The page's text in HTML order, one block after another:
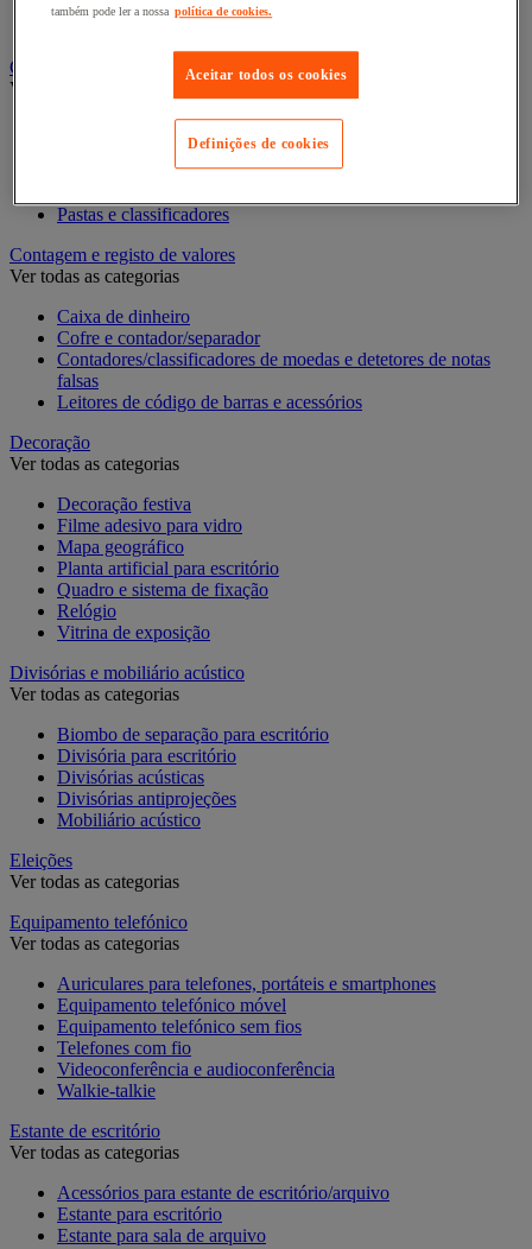
Candeeiro de escritório
Classificação e arquivo
Ver todas as categorias
Acessórios de arquivo para o escritório
Pastas e classificadores
Contagem e registo de valores
Ver todas as categorias
Caixa de dinheiro
Cofre e contador/separador
Contadores/classificadores de moedas e detetores de notas
falsas
Leitores de código de barras e acessórios
Decoração
Ver todas as categorias
Decoração festiva
Filme adesivo para vidro
Mapa geográfico
Planta artificial para escritório
Quadro e sistema de fixação
Relógio
Vitrina de exposição
Divisórias e mobiliário acústico
Ver todas as categorias
Biombo de separação para escritório
Divisória para escritório
Divisórias acústicas
Divisórias antiprojeções
Mobiliário acústico
Eleições
Ver todas as categorias
Equipamento telefónico
Ver todas as categorias
Auriculares para telefones, portáteis e smartphones
Equipamento telefónico móvel
Equipamento telefónico sem fios
Telefones com fio
Videoconferência e audioconferência
Walkie-talkie
Estante de escritório
Ver todas as categorias
Acessórios para estante de escritório/arquivo
Estante para escritório
Estante para sala de arquivo
também pode ler a nossa política de cookies.
Aceitar todos os cookies
Definições de cookies